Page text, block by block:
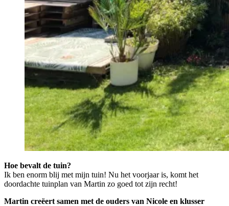
Hoe bevalt de tuin?
Ik ben enorm blij met mijn tuin! Nu het voorjaar is, komt het
doordachte tuinplan van Martin zo goed tot zijn recht!
Martin creëert samen met de ouders van Nicole en klusser